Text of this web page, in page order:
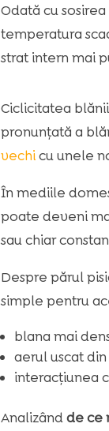
Odată cu
temperatura
strat intern mai
Ciclicitatea
pronunțată a
vechicu unele
În mediile
poate deveni
sau chiar
Despre părul
simple pentru
blana mai
aerul uscat
interacțiunea
Analizândde ce